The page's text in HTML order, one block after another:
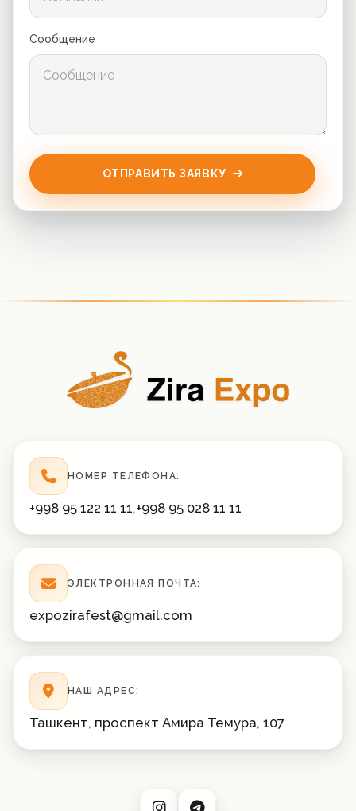
Сообщение
ОТПРАВИТЬ ЗАЯВКУ
НОМЕР ТЕЛЕФОНА:
+998 95 122 11 11,+998 95 028 11 11
ЭЛЕКТРОННАЯ ПОЧТА:
expozirafest@gmail.com
НАШ АДРЕС:
Ташкент, проспект Амира Темура, 107